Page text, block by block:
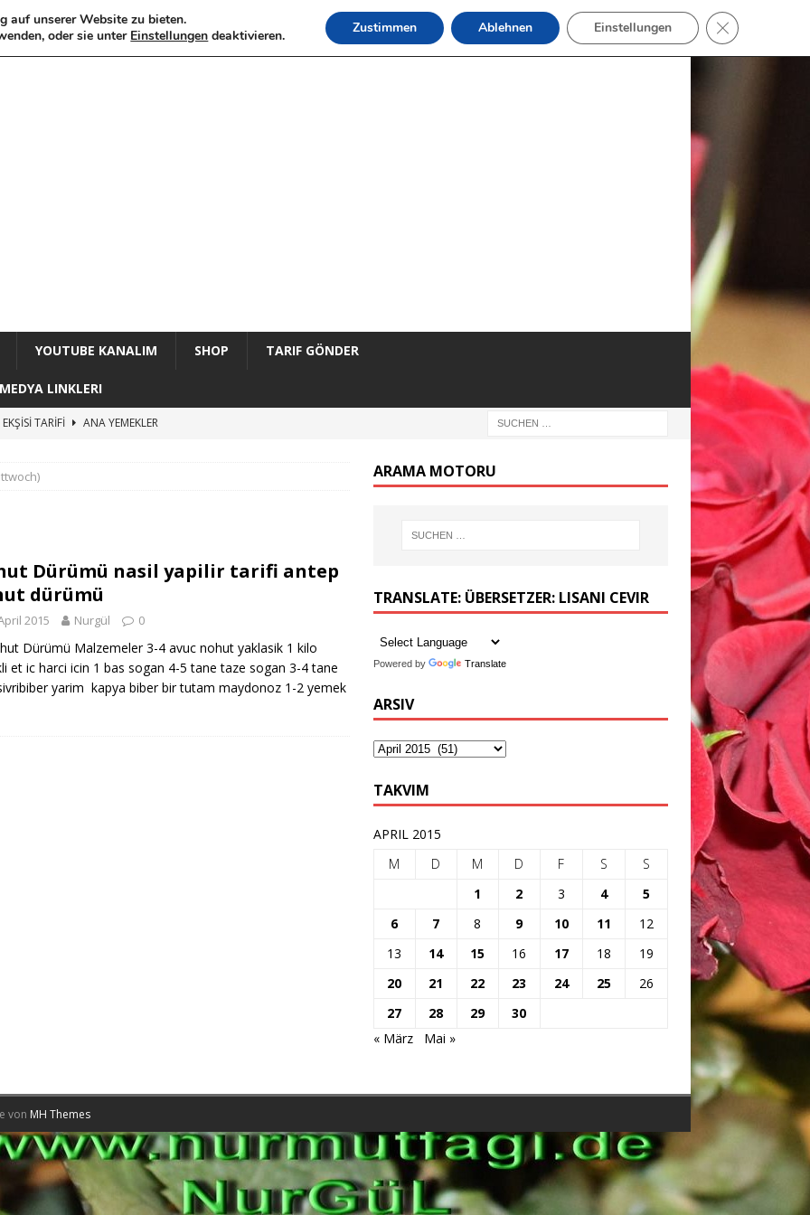
YOUTUBE KANALIM SHOP TARIF GÖNDER
LINKLERI
TARİFİ
ANA YEMEKLER
BULGUR PİLAVI ET SUYUNA SALMA TEREYAĞLI BULGUR PİLAV
Kesme Aşı tarifi, etli mercimek aşı nasıl yapılır
ANA
Dürümü nasil yapilir tarifi antep
dürümü
2015 Nurgül 0
Dürümü Malzemeler 3-4 avuc nohut yaklasik 1 kilo
et ic harci icin 1 bas sogan 4-5 tane taze sogan 3-4 tane
yarim kapya biber bir tutam maydonoz 1-2 yemek
ARAMA MOTORU
TRANSLATE: ÜBERSETZER: LISANI CEVIR
Powered by Translate
ARSIV
TAKVIM
APRIL 2015
M
D M D F S
S
1
2 3 4
5
6
7 8 9 10 11
12
13
14 15 16 17 18
19
20
21 22 23 24 25
26
27
28 29
30
« März
Mai »
von MH Themes
auf unserer Website zu bieten.
oder sie unter Einstellungen deaktivieren. Zustimmen Ablehnen Einstellungen GDPR Cookie-